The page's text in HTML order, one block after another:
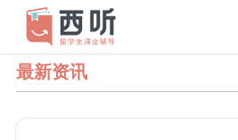
最新资讯